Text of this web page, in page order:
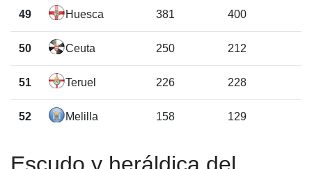
49 Huesca 381 400
50 Ceuta 250 212
51 Teruel 226 228
52 Melilla 158 129